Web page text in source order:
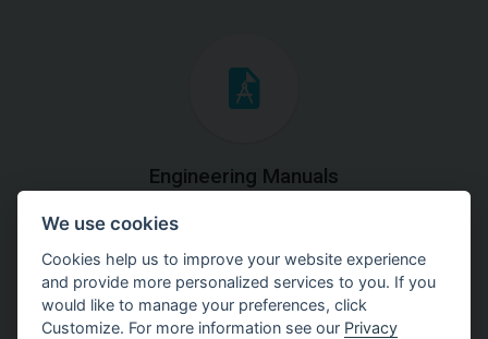
Engineering Manuals
Step by steps guides on how
to solve a specific tasks.
We use cookies
Cookies help us to improve your website experience
and provide more personalized services to you. If you
would like to manage your preferences, click
Customize. For more information see our Privacy